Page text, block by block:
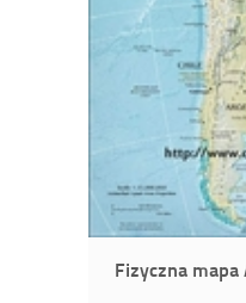
Fizyczna mapa